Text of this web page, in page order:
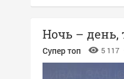
Ночь – день,
Супер топ 5 117